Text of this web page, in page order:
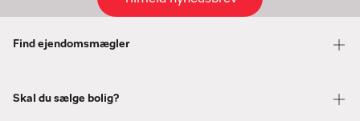
Find ejendomsmægler
Skal du sælge bolig?